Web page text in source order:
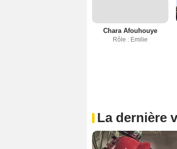
Chara Afouhouye
Rôle : Emilie
La dernière